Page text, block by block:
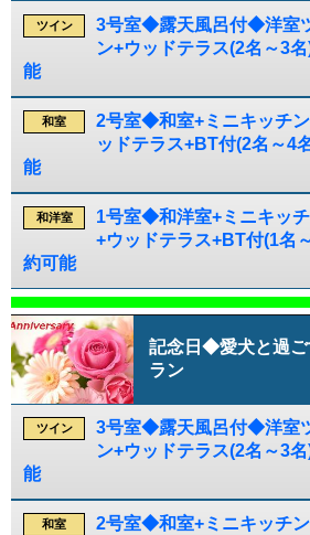
ツイン
3号室◆露天風呂付◆洋室
ン+ウッドテラス(2名～3
能
和室
2号室◆和室+ミニキッチ
ッドテラス+BT付(2名～4
能
和洋室
1号室◆和洋室+ミニキッ
+ウッドテラス+BT付(1名
約可能
記念日◆愛犬と過
ラン
ツイン
3号室◆露天風呂付◆洋室
ン+ウッドテラス(2名～3
能
和室
2号室◆和室+ミニキッチ